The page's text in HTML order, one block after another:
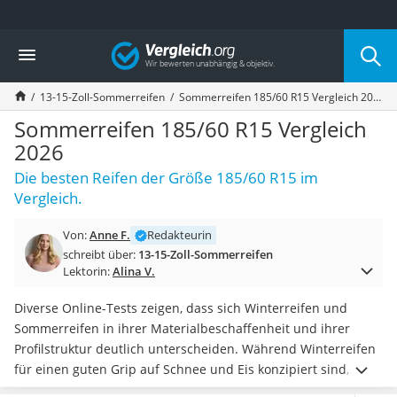
Die beliebtesten Vergleiche nach Kategorie
Auto & Motor
Fahrradträger-Anhängerkupplung (4 Fahrräder)
Fahrradträger
Fahrradträger (Anhängerkupplung)
Fahrradträger 3 Fahrräder
Benzinkanister (20 l)
Dashcam
Fahrradträger E-Bike
Marderschreck
Wagenheber 3t
AGM-Batterie Wohnmobil
Thule-Fahrradträger
FM-Transmitter
Sommerreifen 205/55 R16
Autobatterie-Ladegerät
Starthilfe mit Kompressor
Vergleich
13-15-Zoll-Sommerreifen Sommerreifen 185/60 R15 Vergleich 2026
Sommerreifen 185/60 R15 Vergleich
2026
Die besten Reifen der Größe 185/60 R15 im
Vergleich.
Von:Anne F.
Redakteurin
schreibt über: 13-15-Zoll-Sommerreifen
Lektorin:Alina V.
Diverse Online-Tests zeigen, dass sich Winterreifen und
Sommerreifen in ihrer Materialbeschaffenheit und ihrer
Profilstruktur deutlich unterscheiden. Während Winterreifen
für einen guten Grip auf Schnee und Eis konzipiert sind,
müssen 185/60-R15-Sommerreifen hohen Temperaturen